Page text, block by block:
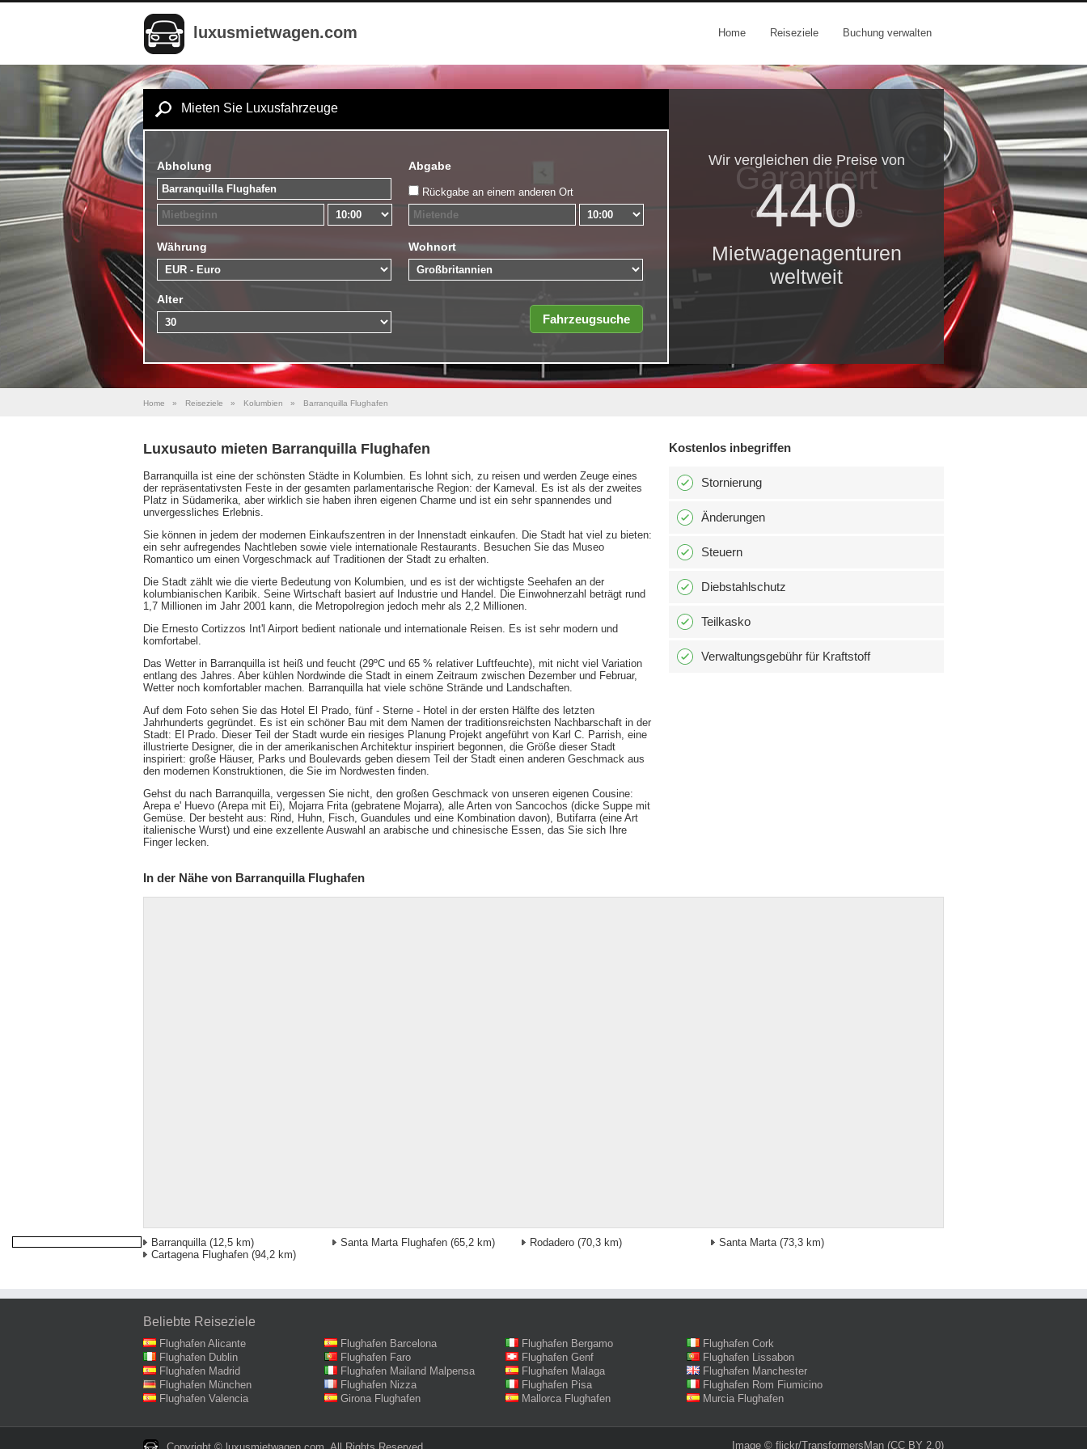
luxusmietwagen.com Home Reiseziele Buchung verwalten
Mieten Sie Luxusfahrzeuge
Abholung Abgabe
Rückgabe an einem anderen Ort
Währung Wohnort
Alter
Wir vergleichen die Preise von
440
Mietwagenagenturen
weltweit
Garantiert
die besten Preise
Home » Reiseziele » Kolumbien » Barranquilla Flughafen
Luxusauto mieten Barranquilla Flughafen
Barranquilla ist eine der schönsten Städte in Kolumbien. Es lohnt sich, zu reisen und werden Zeuge eines
der repräsentativsten Feste in der gesamten parlamentarische Region: der Karneval. Es ist als der zweites
Platz in Südamerika, aber wirklich sie haben ihren eigenen Charme und ist ein sehr spannendes und
unvergessliches Erlebnis.
Sie können in jedem der modernen Einkaufszentren in der Innenstadt einkaufen. Die Stadt hat viel zu bieten:
ein sehr aufregendes Nachtleben sowie viele internationale Restaurants. Besuchen Sie das Museo
Romantico um einen Vorgeschmack auf Traditionen der Stadt zu erhalten.
Die Stadt zählt wie die vierte Bedeutung von Kolumbien, und es ist der wichtigste Seehafen an der
kolumbianischen Karibik. Seine Wirtschaft basiert auf Industrie und Handel. Die Einwohnerzahl beträgt rund
1,7 Millionen im Jahr 2001 kann, die Metropolregion jedoch mehr als 2,2 Millionen.
Die Ernesto Cortizzos Int'l Airport bedient nationale und internationale Reisen. Es ist sehr modern und
komfortabel.
Das Wetter in Barranquilla ist heiß und feucht (29ºC und 65 % relativer Luftfeuchte), mit nicht viel Variation
entlang des Jahres. Aber kühlen Nordwinde die Stadt in einem Zeitraum zwischen Dezember und Februar,
Wetter noch komfortabler machen. Barranquilla hat viele schöne Strände und Landschaften.
Auf dem Foto sehen Sie das Hotel El Prado, fünf - Sterne - Hotel in der ersten Hälfte des letzten
Jahrhunderts gegründet. Es ist ein schöner Bau mit dem Namen der traditionsreichsten Nachbarschaft in der
Stadt: El Prado. Dieser Teil der Stadt wurde ein riesiges Planung Projekt angeführt von Karl C. Parrish, eine
illustrierte Designer, die in der amerikanischen Architektur inspiriert begonnen, die Größe dieser Stadt
inspiriert: große Häuser, Parks und Boulevards geben diesem Teil der Stadt einen anderen Geschmack aus
den modernen Konstruktionen, die Sie im Nordwesten finden.
Gehst du nach Barranquilla, vergessen Sie nicht, den großen Geschmack von unseren eigenen Cousine:
Arepa e' Huevo (Arepa mit Ei), Mojarra Frita (gebratene Mojarra), alle Arten von Sancochos (dicke Suppe mit
Gemüse. Der besteht aus: Rind, Huhn, Fisch, Guandules und eine Kombination davon), Butifarra (eine Art
italienische Wurst) und eine exzellente Auswahl an arabische und chinesische Essen, das Sie sich Ihre
Finger lecken.
Kostenlos inbegriffen
Stornierung
Änderungen
Steuern
Diebstahlschutz
Teilkasko
Verwaltungsgebühr für Kraftstoff
In der Nähe von Barranquilla Flughafen
Barranquilla(12,5 km) Santa Marta Flughafen (65,2 km) Rodadero (70,3 km) Santa Marta(73,3 km)
Cartagena Flughafen (94,2 km)
Beliebte Reiseziele
Flughafen Alicante Flughafen Barcelona Flughafen Bergamo
Flughafen Cork
Flughafen Dublin
Flughafen Faro Flughafen Genf
Flughafen Lissabon
Flughafen Madrid
Flughafen Mailand Malpensa Flughafen Malaga
Flughafen Manchester
Flughafen München
Flughafen Nizza Flughafen Pisa
Flughafen Rom Fiumicino
Flughafen Valencia
Girona Flughafen Mallorca Flughafen Murcia Flughafen
Image © flickr/TransformersMan (CC BY 2.0)‎